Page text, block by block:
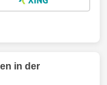
in der